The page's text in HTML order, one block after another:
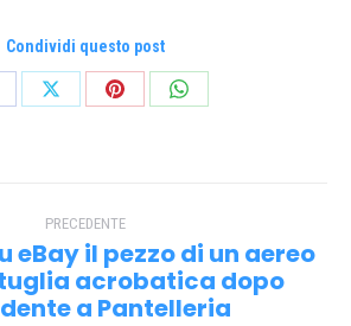
Condividi questo post
CondividiCondividiCondividi
PRECEDENTE
Post
precedente:
eBay il pezzo di un aereo
acrobatica dopo
a Pantelleria